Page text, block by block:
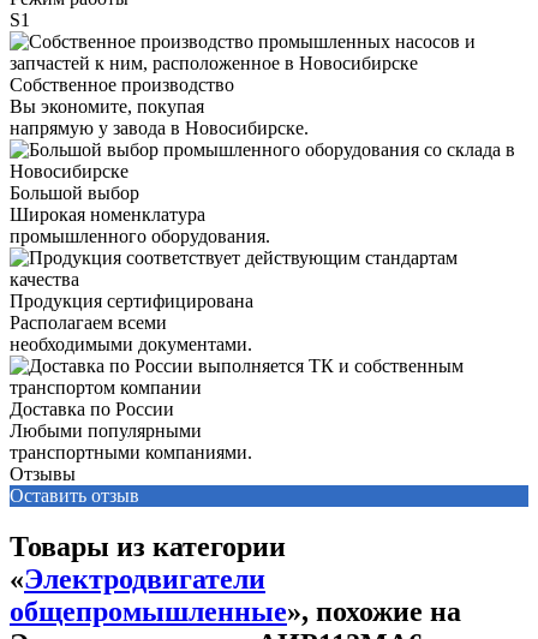
S1
Собственное производство
Вы экономите, покупая
напрямую у завода в Новосибирске.
Большой выбор
Широкая номенклатура
промышленного оборудования.
Продукция сертифицирована
Располагаем всеми
необходимыми документами.
Доставка по России
Любыми популярными
транспортными компаниями.
Отзывы
Оставить отзыв
Товары из категории
«Электродвигатели
общепромышленные», похожие на